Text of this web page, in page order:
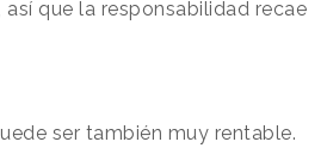
que la responsabilidad recae
ser también muy rentable.